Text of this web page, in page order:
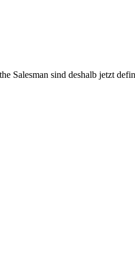
Salesman sind deshalb jetzt